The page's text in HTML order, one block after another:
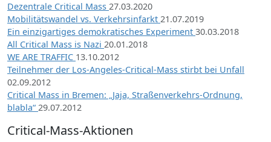
Dezentrale Critical Mass 27.03.2020
Mobilitätswandel vs. Verkehrsinfarkt 21.07.2019
Ein einzigartiges demokratisches Experiment 30.03.2018
All Critical Mass is Nazi 20.01.2018
WE ARE TRAFFIC 13.10.2012
Teilnehmer der Los-Angeles-Critical-Mass stirbt bei Unfall
02.09.2012
Critical Mass in Bremen: „Jaja, Straßenverkehrs-Ordnung,
blabla“ 29.07.2012
Critical-Mass-Aktionen